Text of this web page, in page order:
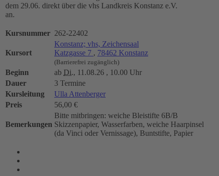
dem 29.06. direkt über die vhs Landkreis Konstanz e.V.
an.
Kursnummer 262-22402
Kursort
Konstanz; vhs, Zeichensaal
Katzgasse 7 , 78462 Konstanz
(Barrierefrei zugänglich)
Beginn ab Di., 11.08.26 , 10.00 Uhr
Dauer
3 Termine
Kursleitung
Ulla Attenberger
Preis
56,00 €
Bemerkungen
Bitte mitbringen: weiche Bleistifte 6B/B
Skizzenpapier, Wasserfarben, weiche Haarpinsel
(da Vinci oder Vernissage), Buntstifte, Papier